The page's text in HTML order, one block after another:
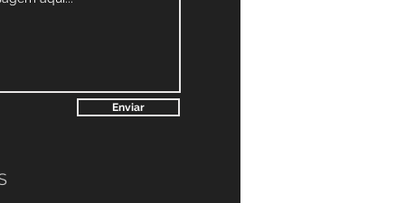
Enviar